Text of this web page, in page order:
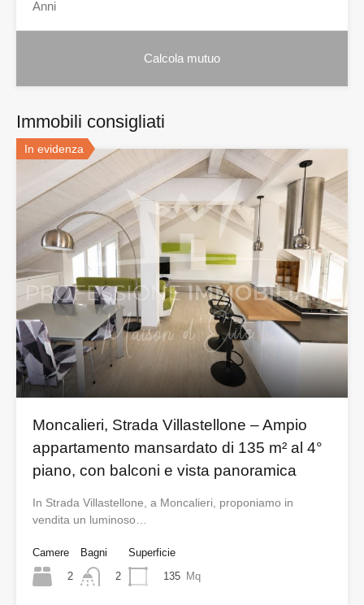
Immobili consigliati
In evidenza
Moncalieri, Strada Villastellone – Ampio
appartamento mansardato di 135 m² al 4°
piano, con balconi e vista panoramica
In Strada Villastellone, a Moncalieri, proponiamo in
vendita un luminoso…
Camere
2
Bagni
2
Superficie
135 Mq